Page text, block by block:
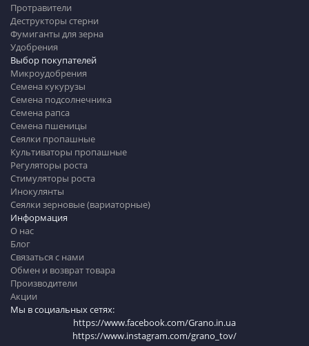
Информация
О нас
Блог
Связаться с нами
Обмен и возврат товара
Производители
Акции
Мы в социальных сетях:
https://www.facebook.com/Grano.in.ua
https://www.instagram.com/grano_tov/
Протравители
Деструкторы стерни
Фумиганты для зерна
Удобрения
Выбор покупателей
Микроудобрения
Семена кукурузы
Семена подсолнечника
Семена рапса
Семена пшеницы
Сеялки пропашные
Культиваторы пропашные
Регуляторы роста
Стимуляторы роста
Инокулянты
Сеялки зерновые (вариаторные)